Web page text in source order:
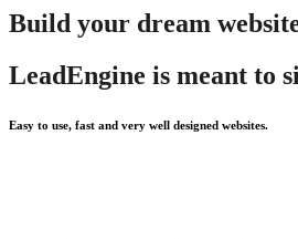
Build your dream
LeadEngine is meant to
Easy to use, fast and very well designed websites.